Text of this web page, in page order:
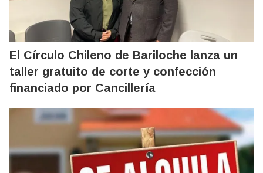
El Círculo Chileno de Bariloche lanza un
taller gratuito de corte y confección
financiado por Cancillería